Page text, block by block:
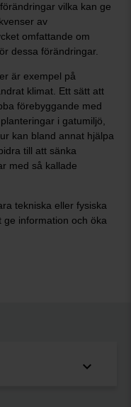
vilka kan ge
av
omfattande om
dessa förändringar.
är exempel på
klimat. Ett sätt att
förebyggande med
i gatumiljö,
kan bland annat hjälpa
till att sänka
med så kallade
tekniska eller fysiska
information och öka